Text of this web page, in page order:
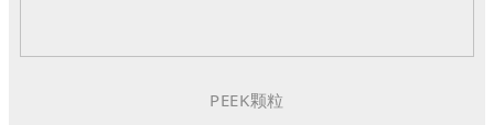
PEEK颗粒